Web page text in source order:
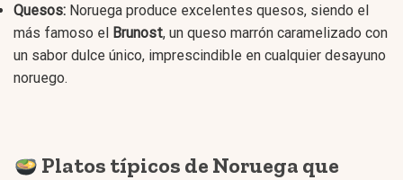
Quesos: Noruega produce excelentes quesos, siendo el
más famoso el Brunost, un queso marrón caramelizado con
un sabor dulce único, imprescindible en cualquier desayuno
noruego.
Platos típicos de Noruega que